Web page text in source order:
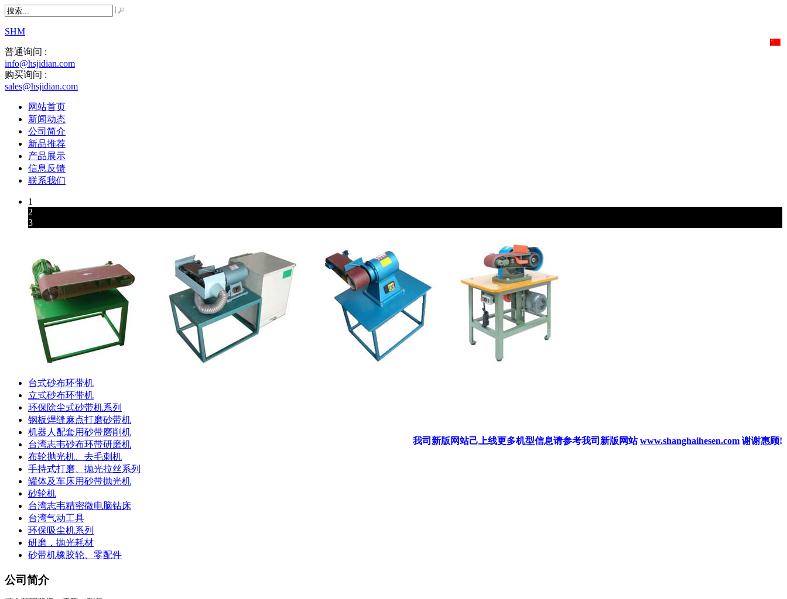
SHM
普通询问 :
info@hsjidian.com
购买询问 :
sales@hsjidian.com
网站首页
新闻动态
公司简介
新品推荐
产品展示
信息反馈
联系我们
1
2
3
台式砂布环带机
立式砂布环带机
环保除尘式砂带机系列
钢板焊缝麻点打磨砂带机
机器人配套用砂带磨削机
台湾志韦砂布环带研磨机
布轮抛光机、去毛刺机
手持式打磨、抛光拉丝系列
罐体及车床用砂带抛光机
砂轮机
台湾志韦精密微电脑钻床
台湾气动工具
环保吸尘机系列
研磨，抛光耗材
砂带机橡胶轮、零配件
公司简介
上海賀森機電設備有限公司
位於上海市松江區，為專業
砂帶研磨、拋光機械及耗材
、精密微電腦鑽床、攻牙機